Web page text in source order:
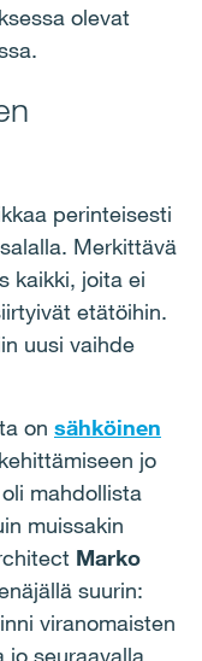
olevat
perinteisesti
Merkittävä
kaikki, joita ei
etätöihin.
uusi vaihde
on sähköinen
jo
mahdollista
muissakin
Marko
suurin:
viranomaisten
jo seuraavalla